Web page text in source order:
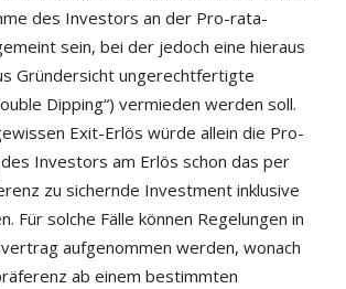
des Investors an der Pro-rata-
sein, bei der jedoch eine hieraus
Gründersicht ungerechtfertigte
Dipping“) vermieden werden soll.
Exit-Erlös würde allein die Pro-
Investors am Erlös schon das per
zu sichernde Investment inklusive
Für solche Fälle können Regelungen in
aufgenommen werden, wonach
ab einem bestimmten